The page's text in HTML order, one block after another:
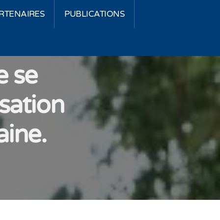
PUBLICATIONS
se